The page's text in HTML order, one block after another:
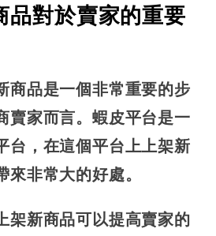
品對於賣家的重要
商品是一個非常重要的步
賣家而言。蝦皮平台是一
台，在這個平台上上架新
非常大的好處。
架新商品可以提高賣家的